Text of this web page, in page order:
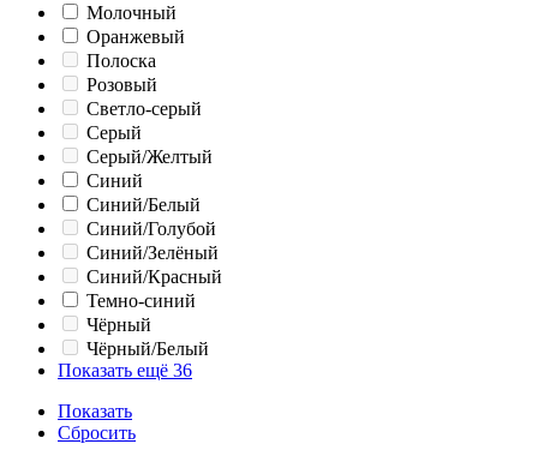
Молочный
Оранжевый
Полоска
Розовый
Светло-серый
Серый
Серый/Желтый
Синий
Синий/Белый
Синий/Голубой
Синий/Зелёный
Синий/Красный
Темно-синий
Чёрный
Чёрный/Белый
Показать ещё 36
Показать
Сбросить